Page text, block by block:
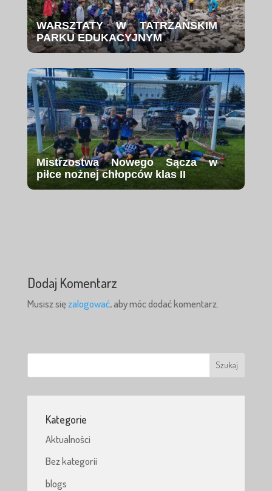
WARSZTATY W TATRZAŃSKIM
PARKU EDUKACYJNYM
Mistrzostwa Nowego Sącza w
piłce nożnej chłopców klas II
Dodaj Komentarz
Musisz sięzalogować, aby móc dodać komentarz.
Kategorie
Aktualności
Bez kategorii
blogs